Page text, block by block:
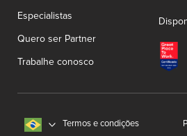
Especialistas
Quero ser Partner
Trabalhe conosco
Termos e condições